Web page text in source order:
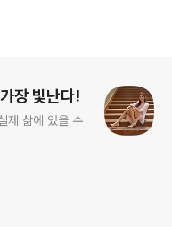
움은 가장 빛난다!
제 삶에 있을 수